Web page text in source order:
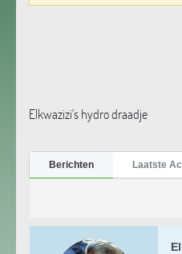
Elkwazizi's hydro draadje
Berichten Laatste